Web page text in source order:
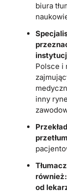
biura
Polsce i
inny
od